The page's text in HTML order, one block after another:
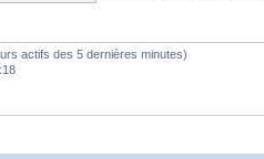
actifs des 5 dernières minutes)